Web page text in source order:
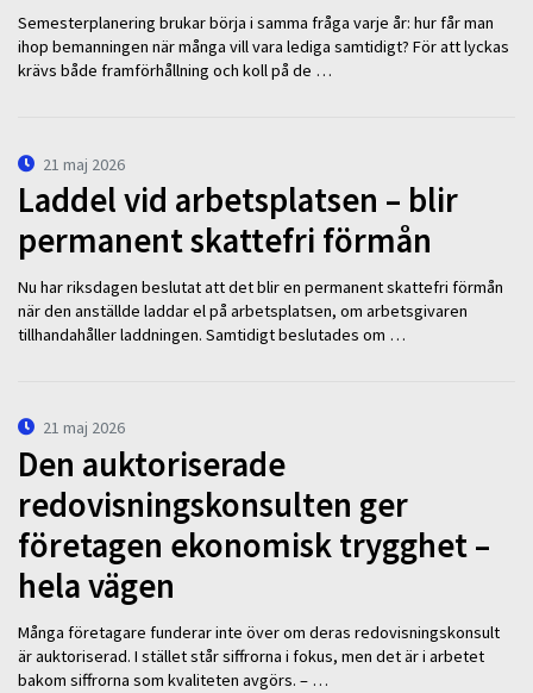
Semesterplanering brukar börja i samma fråga varje år: hur får man
ihop bemanningen när många vill vara lediga samtidigt? För att lyckas
krävs både framförhållning och koll på de …
21 maj 2026
Laddel vid arbetsplatsen – blir
permanent skattefri förmån
Nu har riksdagen beslutat att det blir en permanent skattefri förmån
när den anställde laddar el på arbetsplatsen, om arbetsgivaren
tillhandahåller laddningen. Samtidigt beslutades om …
21 maj 2026
Den auktoriserade
redovisningskonsulten ger
företagen ekonomisk trygghet –
hela vägen
Många företagare funderar inte över om deras redovisningskonsult
är auktoriserad. I stället står siffrorna i fokus, men det är i arbetet
bakom siffrorna som kvaliteten avgörs. – …